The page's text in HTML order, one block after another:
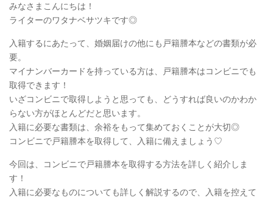
みなさまこんにちは！
ライターのワタナベサツキです◎
入籍するにあたって、婚姻届けの他にも戸籍謄本などの書類が必
要。
マイナンバーカードを持っている方は、戸籍謄本はコンビニでも
取得できます！
いざコンビニで取得しようと思っても、どうすれば良いのかわか
らない方がほとんどだと思います。
入籍に必要な書類は、余裕をもって集めておくことが大切◎
コンビニで戸籍謄本を取得して、入籍に備えましょう♡
今回は、コンビニで戸籍謄本を取得する方法を詳しく紹介しま
す！
入籍に必要なものについても詳しく解説するので、入籍を控えて